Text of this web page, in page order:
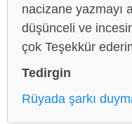
nacizane yazmayı
düşünceli ve
çok Teşekkür
Tedirgin
Rüyada şarkı